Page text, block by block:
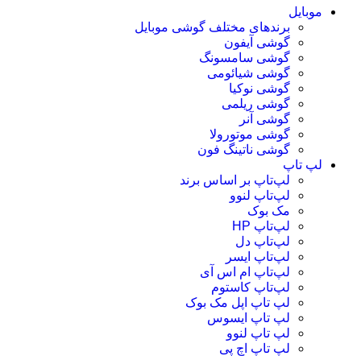
موبایل
برندهای مختلف گوشی موبایل
گوشی آیفون
گوشی سامسونگ
گوشی شیائومی
گوشی نوکیا
گوشی ریلمی
گوشی آنر
گوشی موتورولا
گوشی ناتینگ فون
لپ تاپ
لپ‌تاپ بر اساس برند
لپ‌تاپ لنوو
مک بوک
لپ‌تاپ HP
لپ‌تاپ دل
لپ‌تاپ ایسر
لپ‌تاپ ام اس آی
لپ‌تاپ کاستوم
لپ تاپ اپل مک بوک
لپ تاپ ایسوس
لپ تاپ لنوو
لپ تاپ اچ پی